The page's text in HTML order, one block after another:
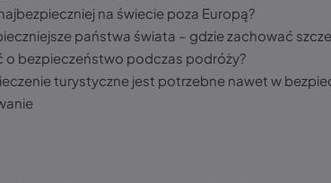
na świecie poza Europą?
państwa świata – gdzie zachować
o bezpieczeństwo podczas podróży?
turystyczne jest potrzebne nawet w